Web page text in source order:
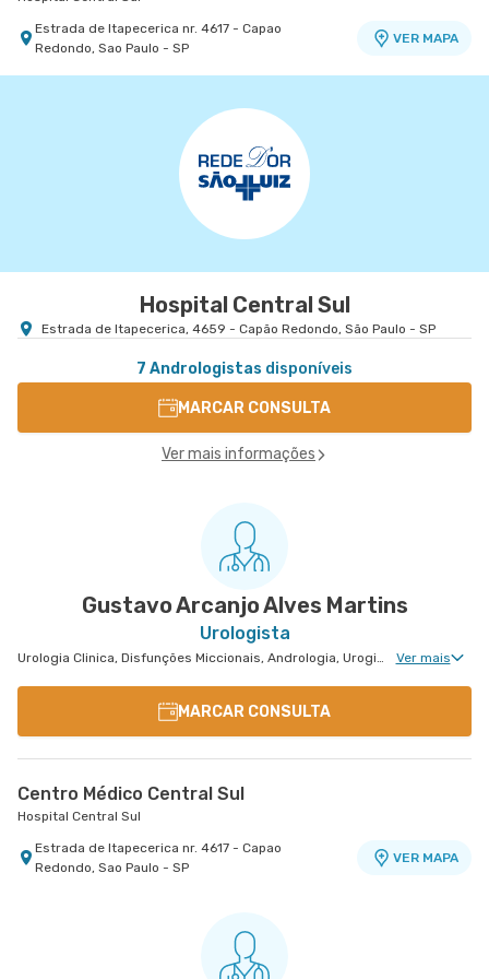
Estrada de Itapecerica nr. 4617 - Capao
Redondo, Sao Paulo - SP
VER MAPA
Centro Médico Villa Lobos - Unidade Oratório
Rua do Oratorio nr. 1369 - Mooca, Sao Paulo - SP
Centro Médico Anchieta
Rua Frei Gaspar nr. 941 - Centro, Sao Bernardo
Centro Médico Ribeirão Pires - Unidade Major
Hospital e Maternidade Ribeirão Pires
Rua Major Cardim nr. 461 - Suissa, Ribeirao Pires
Hospital Central Sul
Estrada de Itapecerica, 4659 - Capão Redondo, São Paulo - SP
7 Andrologistas disponíveis
MARCAR CONSULTA
Ver mais informações
Gustavo Arcanjo Alves Martins
Urologista
Urologia Clinica, Disfunções Miccionais, Andrologia, Uroginecologia, Infertilidade Masculina, Urologia Oncológica, Cirurgia Urológica Ver mais
MARCAR CONSULTA
Centro Médico Central Sul
Hospital Central Sul
Estrada de Itapecerica nr. 4617 - Capao
Redondo, Sao Paulo - SP
VER MAPA